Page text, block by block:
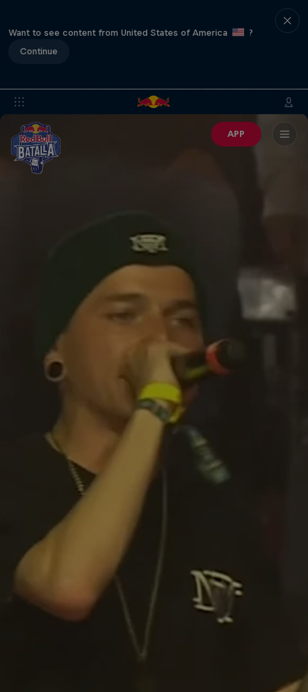
Want to see content from United States of America
?
Continue
APP